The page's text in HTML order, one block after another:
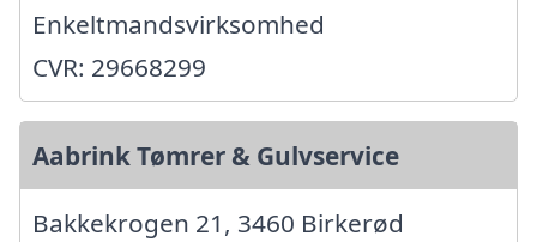
Enkeltmandsvirksomhed
CVR: 29668299
Aabrink Tømrer & Gulvservice
Bakkekrogen 21, 3460 Birkerød